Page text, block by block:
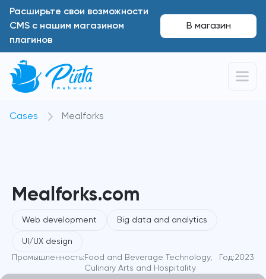
Расширьте свои возможности
CMS с нашим магазином
плагинов
В магазин
Cases Mealforks
Mealforks.com
Web development Big data and analytics
UI/UX design
Промышленность: Food and Beverage Technology,
Culinary Arts and Hospitality
Год:2023